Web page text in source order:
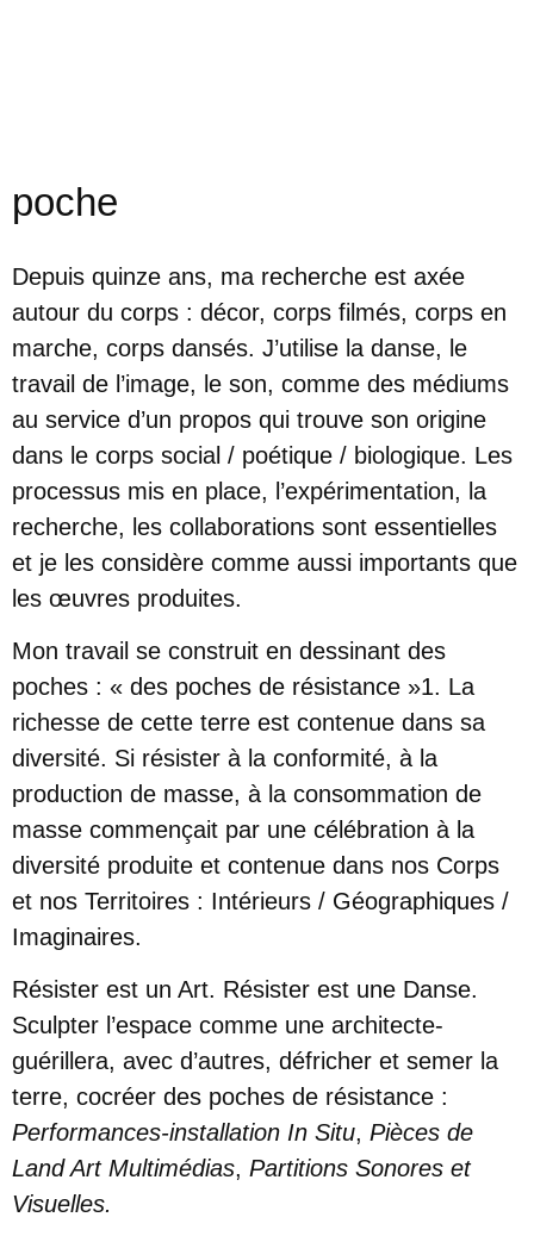
poche
Depuis quinze ans, ma recherche est axée
autour du corps : décor, corps filmés, corps en
marche, corps dansés. J’utilise la danse, le
travail de l’image, le son, comme des médiums
au service d’un propos qui trouve son origine
dans le corps social / poétique / biologique. Les
processus mis en place, l’expérimentation, la
recherche, les collaborations sont essentielles
et je les considère comme aussi importants que
les œuvres produites.
Mon travail se construit en dessinant des
poches : « des poches de résistance »1. La
richesse de cette terre est contenue dans sa
diversité. Si résister à la conformité, à la
production de masse, à la consommation de
masse commençait par une célébration à la
diversité produite et contenue dans nos Corps
et nos Territoires : Intérieurs / Géographiques /
Imaginaires.
Résister est un Art. Résister est une Danse.
Sculpter l’espace comme une architecte-
guérillera, avec d’autres, défricher et semer la
terre, cocréer des poches de résistance :
Performances-installation In Situ, Pièces de
Land Art Multimédias, Partitions Sonores et
Visuelles.